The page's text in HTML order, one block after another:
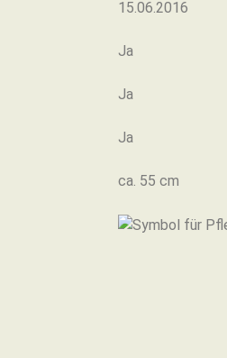
15.06.2016
Ja
Ja
Ja
ca. 55 cm